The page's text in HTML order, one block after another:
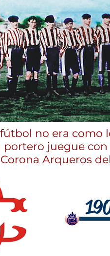
no era como
portero juegue
Arqueros